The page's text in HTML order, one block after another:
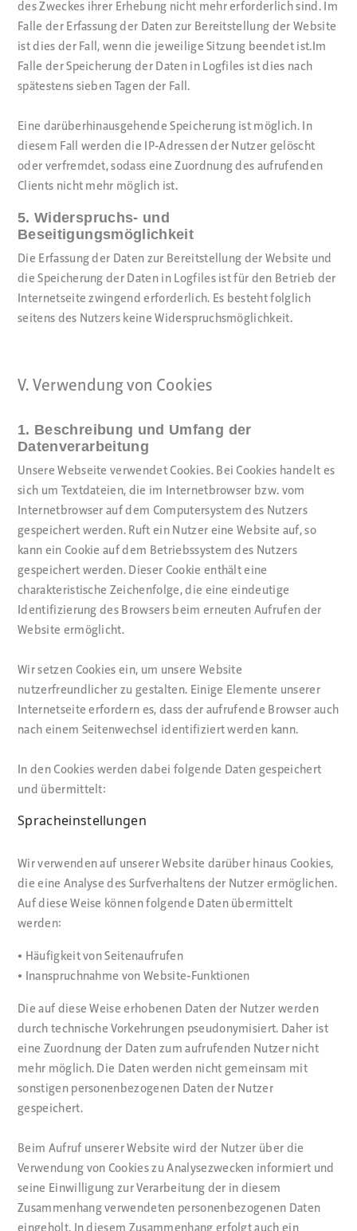
des Zweckes ihrer Erhebung nicht mehr erforderlich sind. Im
Falle der Erfassung der Daten zur Bereitstellung der Website
ist dies der Fall, wenn die jeweilige Sitzung beendet ist.Im
Falle der Speicherung der Daten in Logfiles ist dies nach
spätestens sieben Tagen der Fall.
Eine darüberhinausgehende Speicherung ist möglich. In
diesem Fall werden die IP-Adressen der Nutzer gelöscht
oder verfremdet, sodass eine Zuordnung des aufrufenden
Clients nicht mehr möglich ist.
5. Widerspruchs- und
Beseitigungsmöglichkeit
Die Erfassung der Daten zur Bereitstellung der Website und
die Speicherung der Daten in Logfiles ist für den Betrieb der
Internetseite zwingend erforderlich. Es besteht folglich
seitens des Nutzers keine Widerspruchsmöglichkeit.
V. Verwendung von Cookies
1. Beschreibung und Umfang der
Datenverarbeitung
Unsere Webseite verwendet Cookies. Bei Cookies handelt es
sich um Textdateien, die im Internetbrowser bzw. vom
Internetbrowser auf dem Computersystem des Nutzers
gespeichert werden. Ruft ein Nutzer eine Website auf, so
kann ein Cookie auf dem Betriebssystem des Nutzers
gespeichert werden. Dieser Cookie enthält eine
charakteristische Zeichenfolge, die eine eindeutige
Identifizierung des Browsers beim erneuten Aufrufen der
Website ermöglicht.
Wir setzen Cookies ein, um unsere Website
nutzerfreundlicher zu gestalten. Einige Elemente unserer
Internetseite erfordern es, dass der aufrufende Browser auch
nach einem Seitenwechsel identifiziert werden kann.
In den Cookies werden dabei folgende Daten gespeichert
und übermittelt:
Spracheinstellungen
Wir verwenden auf unserer Website darüber hinaus Cookies,
die eine Analyse des Surfverhaltens der Nutzer ermöglichen.
Auf diese Weise können folgende Daten übermittelt
werden:
• Häufigkeit von Seitenaufrufen
• Inanspruchnahme von Website-Funktionen
Die auf diese Weise erhobenen Daten der Nutzer werden
durch technische Vorkehrungen pseudonymisiert. Daher ist
eine Zuordnung der Daten zum aufrufenden Nutzer nicht
mehr möglich. Die Daten werden nicht gemeinsam mit
sonstigen personenbezogenen Daten der Nutzer
gespeichert.
Beim Aufruf unserer Website wird der Nutzer über die
Verwendung von Cookies zu Analysezwecken informiert und
seine Einwilligung zur Verarbeitung der in diesem
Zusammenhang verwendeten personenbezogenen Daten